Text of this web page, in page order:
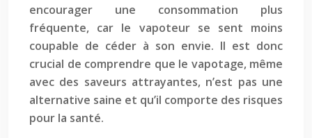
encourager une consommation plus
fréquente, car le vapoteur se sent moins
coupable de céder à son envie. Il est donc
crucial de comprendre que le vapotage, même
avec des saveurs attrayantes, n’est pas une
alternative saine et qu’il comporte des risques
pour la santé.